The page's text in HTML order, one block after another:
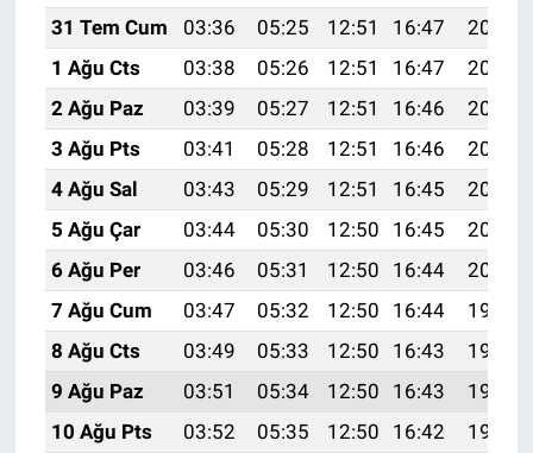
31 Tem Cum
03:36 05:25 12:51 16:47
20:07
1 Ağu Cts
03:38 05:26 12:51 16:47
20:06
2 Ağu Paz
03:39 05:27 12:51 16:46
20:05
3 Ağu Pts
03:41 05:28 12:51 16:46
20:04
4 Ağu Sal
03:43 05:29 12:51 16:45
20:03
5 Ağu Çar
03:44 05:30 12:50 16:45
20:01
6 Ağu Per
03:46 05:31 12:50 16:44
20:00
7 Ağu Cum
03:47 05:32 12:50 16:44
19:59
8 Ağu Cts
03:49 05:33 12:50 16:43
19:58
9 Ağu Paz
03:51 05:34 12:50 16:43
19:56
10 Ağu Pts
03:52 05:35 12:50 16:42
19:55